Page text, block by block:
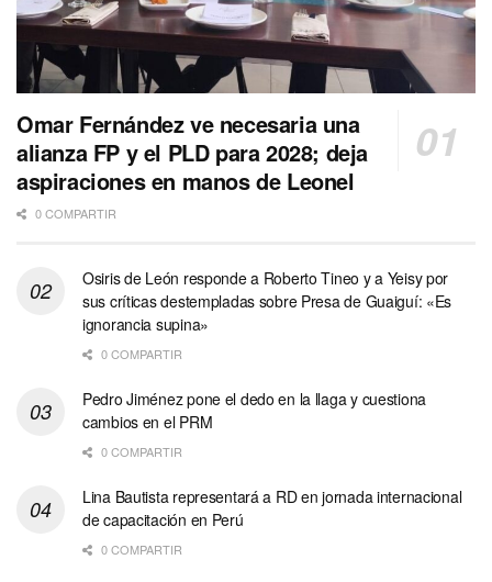
Omar Fernández ve necesaria una
alianza FP y el PLD para 2028; deja
aspiraciones en manos de Leonel
0 COMPARTIR
Osiris de León responde a Roberto Tineo y a Yeisy por
sus críticas destempladas sobre Presa de Guaiguí: «Es
ignorancia supina»
0 COMPARTIR
Pedro Jiménez pone el dedo en la llaga y cuestiona
cambios en el PRM
0 COMPARTIR
Lina Bautista representará a RD en jornada internacional
de capacitación en Perú
0 COMPARTIR